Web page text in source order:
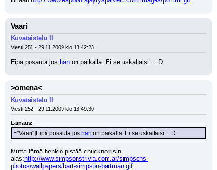
Vaari
Kuvataistelu II
Viesti 251 - 29.11.2009 klo 13:42:23
Eipä posauta jos hän on paikalla. Ei se uskaltaisi... :D
>omena<
Kuvataistelu II
Viesti 252 - 29.11.2009 klo 13:49:30
Lainaus:
="Vaari"]Eipä posauta jos hän on paikalla. Ei se uskaltaisi... :D
Mutta tämä henklö pistää chucknorrisin
alas: http://www.simpsonstrivia.com.ar/simpsons-
photos/wallpapers/bart-simpson-bartman.gif